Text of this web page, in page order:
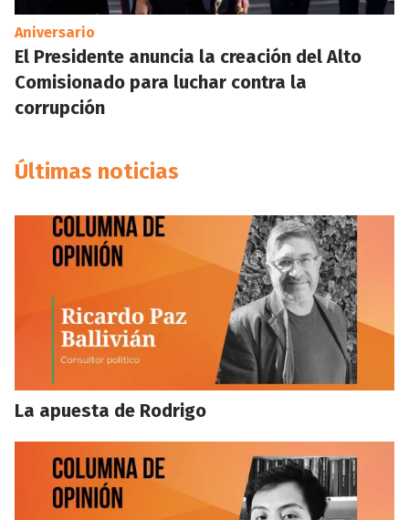
Aniversario
El Presidente anuncia la creación del Alto
Comisionado para luchar contra la
corrupción
Últimas noticias
La apuesta de Rodrigo